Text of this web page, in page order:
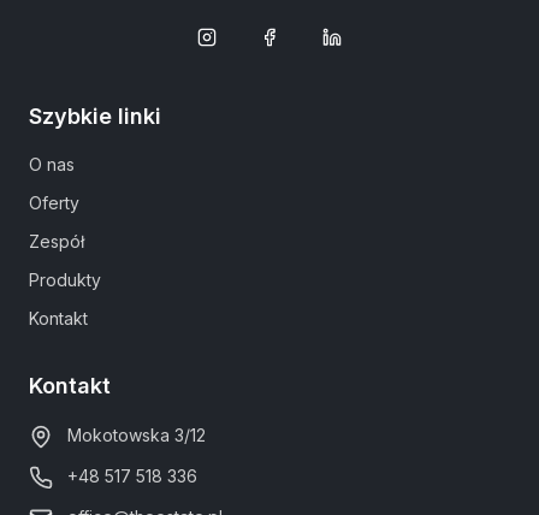
Szybkie linki
O nas
Oferty
Zespół
Produkty
Kontakt
Kontakt
Mokotowska 3/12
+48 517 518 336